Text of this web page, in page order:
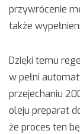
przywrócenie
także
Dzięki temu
w pełni
przejechaniu
oleju preparat
że proces ten